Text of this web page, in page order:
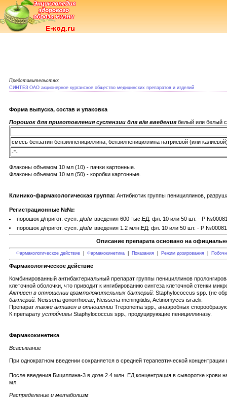
Представительство:
СИНТЕЗ ОАО акционерное курганское общество медицинских препаратов и изделий
Форма выпуска, состав и упаковка
Порошок для приготовления суспензии для в/м введениябелый или белый
смесь бензатин бензилпенициллина, бензилпенициллина натриевой (или
-"-
Флаконы объемом 10 мл (10) - пачки картонные.
Флаконы объемом 10 мл (50) - коробки картонные.
Клинико-фармакологическая группа: Антибиотик группы пенициллинов,
Регистрационные №№:
порошок д/пригот. сусп. д/в/м введения 600 тыс.ЕД: фл. 10 или 50 шт. - Р
порошок д/пригот. сусп. д/в/м введения 1.2 млн.ЕД: фл. 10 или 50 шт. - Р
Описание препарата основано на
Фармакологическое действие| Фармакокинетика| Показания| Режим дозирования|
Фармакологическое действие
Комбинированный антибактериальный препарат группы пенициллинов
клеточной оболочки, что приводит к ингибированию синтеза клеточной стенки
Активен в отношении грамположительных бактерий: Staphylococcus spp. (не
бактерий: Neisseria gonorrhoeae, Neisseria meningitidis, Actinomyces israelii.
Препарат также активен в отношении Treponema spp., анаэробных
К препарату устойчивы Staphylococcus spp., продуцирующие пенициллиназу.
Фармакокинетика
Всасывание
При однократном введении сохраняется в средней терапевтической концентрации
После введения Бициллина-3 в дозе 2.4 млн. ЕД концентрация в сыворотке крови
мл.
Распределение и метаболизм